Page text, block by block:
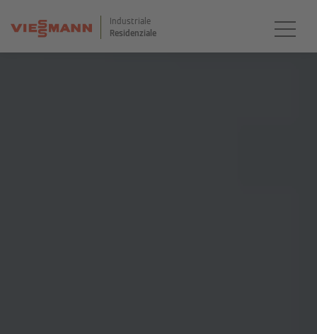
Industriale
Residenziale